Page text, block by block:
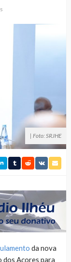
| Foto: SRJHE
da nova
dos Açores para